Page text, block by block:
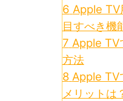
6 Apple TV
目すべき機
7 Apple TV
方法
8 Apple TV
メリットは